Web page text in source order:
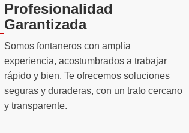
Profesionalidad
Garantizada
Somos fontaneros con amplia
experiencia, acostumbrados a trabajar
rápido y bien. Te ofrecemos soluciones
seguras y duraderas, con un trato cercano
y transparente.